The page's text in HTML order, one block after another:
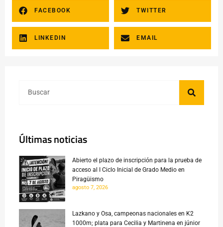
FACEBOOK TWITTER
LINKEDIN EMAIL
Últimas noticias
Abierto el plazo de inscripción para la prueba de
acceso al I Ciclo Inicial de Grado Medio en
Piragüismo
agosto 7, 2026
Lazkano y Osa, campeonas nacionales en K2
1000m; plata para Cecilia y Martinena en júnior